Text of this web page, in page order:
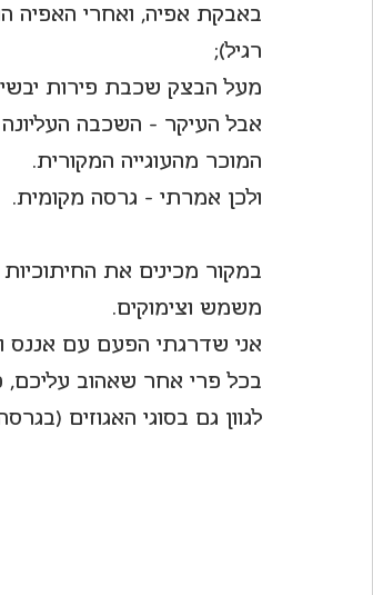
באבקת אפיה, ואחרי האפיה
רגיל);
מעל הבצק שכבת פירות
אבל העיקר - השכבה
המוכר מהעוגייה המקורית.
ולכן אמרתי - גרסה מקומית.
במקור מכינים את
משמש וצימוקים.
אני שדרגתי הפעם עם אננס
בכל פרי אחר שאהוב
לגוון גם בסוגי האגוזים